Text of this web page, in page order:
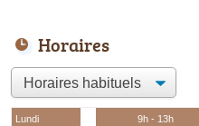
Horaires
Lundi 9h - 13h